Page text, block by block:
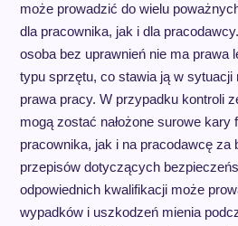
może prowadzić do wielu
dla pracownika, jak i dla
osoba bez uprawnień nie ma prawa
typu sprzętu, co stawia ją w sytuacji
prawa pracy. W przypadku kontroli
mogą zostać nałożone surowe kary
pracownika, jak i na pracodawcę za
przepisów dotyczących
odpowiednich kwalifikacji może
wypadków i uszkodzeń mienia